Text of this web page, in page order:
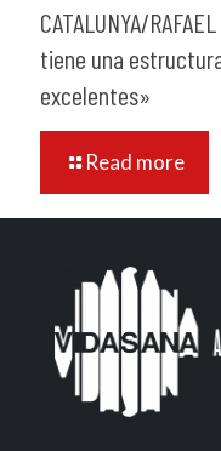
CATALUNYA/
tiene una
excelentes»
Read more